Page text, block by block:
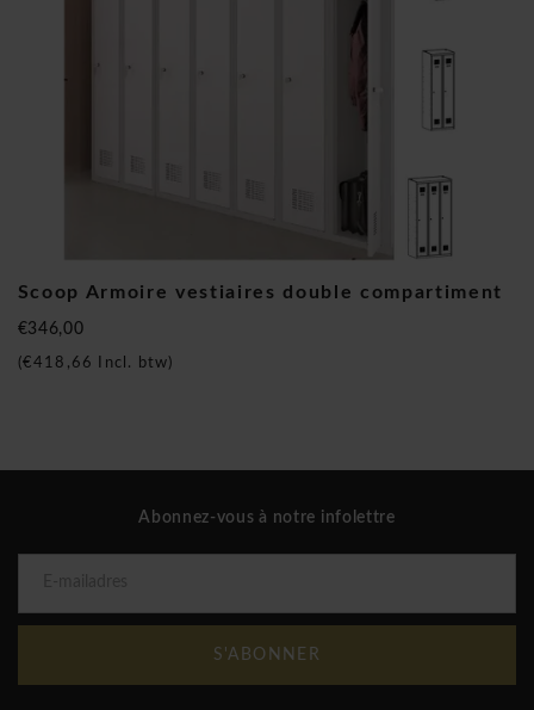
Scoop Armoire vestiaires double compartiment
€346,00
(€418,66 Incl. btw)
Abonnez-vous à notre infolettre
S'ABONNER